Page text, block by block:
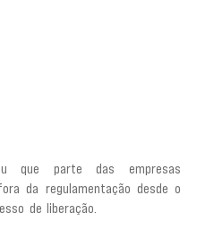
que parte das empresas
da regulamentação desde o
de liberação.